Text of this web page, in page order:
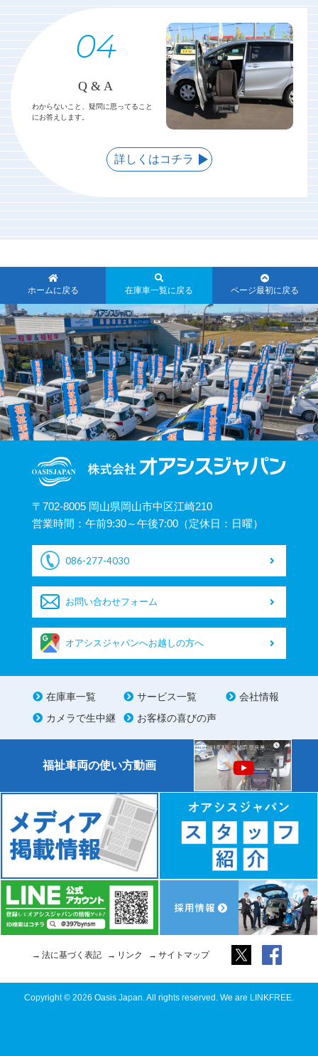
Q & A
わからないこと、疑問に思ってること
にお答えします。
詳しくはコチラ
ホームに戻る 在庫車一覧に戻る ページ最初に戻る
〒702-8005 岡山県岡山市中区江崎210
営業時間：午前9:30～午後7:00（定休日：日曜）
086-277-4030
お問い合わせフォーム
オアシスジャパンへお越しの方へ
在庫車一覧 サービス一覧
会社情報
カメラで生中継
お客様の喜びの声
福祉車両の使い方動画
法に基づく表記 リンク サイトマップ
Copyright © 2026 Oasis Japan. All rights reserved. We are LINKFREE.